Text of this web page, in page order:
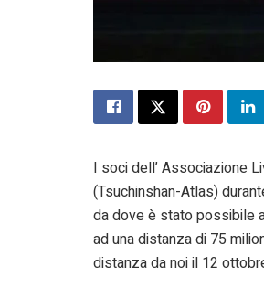
I soci dell’ Associazione
(Tsuchinshan-Atlas)
da dove è stato possibile
ad una distanza di 75
distanza da noi il 12